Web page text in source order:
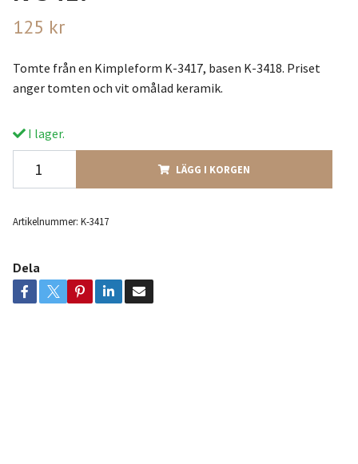
125 kr
Tomte från en Kimpleform K-3417, basen K-3418. Priset
anger tomten och vit omålad keramik.
I lager.
LÄGG I KORGEN
Artikelnummer: K-3417
Dela